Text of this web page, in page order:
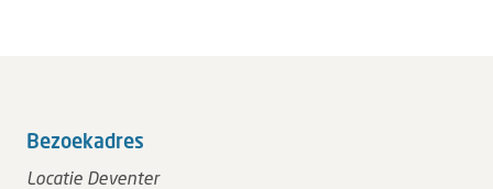
Bezoekadres
Locatie Deventer